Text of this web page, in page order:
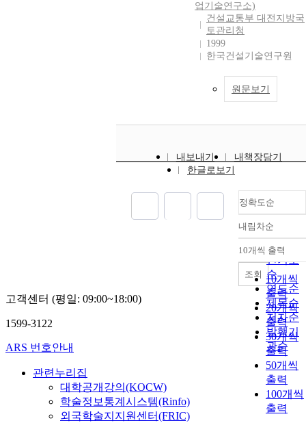
업기술연구소)
건설교통부 대전지방국
토관리청
1999
한국건설기술연구원
원문보기
내보내기
내책장담기
한글로보기
정확도순
정확도
순
인기도
순
연도순
제목순
저자순
발행기
관순
내림차순
내림차
10개씩 출력
10개씩
출력
20개씩
출력
30개씩
출력
50개씩
출력
100개씩
출력
조회
고객센터 (평일: 09:00~18:00)
1599-3122
ARS 번호안내
관련누리집
대학공개강의(KOCW)
학술정보통계시스템(Rinfo)
외국학술지지원센터(FRIC)